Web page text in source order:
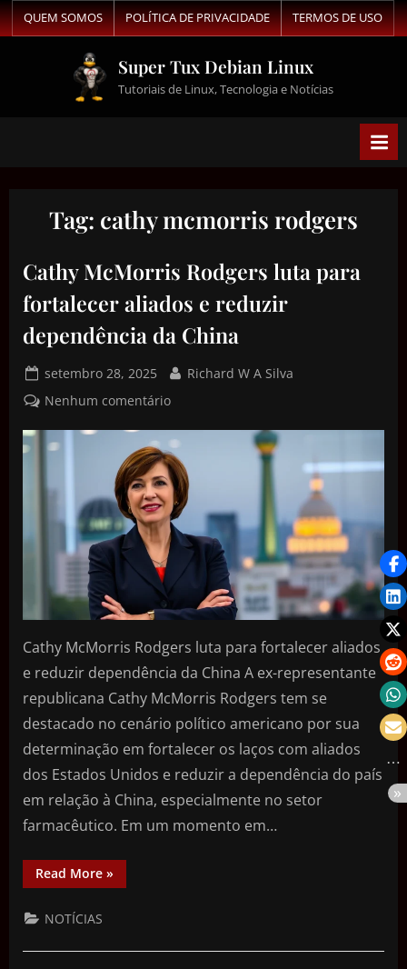
QUEM SOMOS POLÍTICA DE PRIVACIDADE TERMOS DE USO
Super Tux Debian Linux
Tutoriais de Linux, Tecnologia e Notícias
Tag: cathy mcmorris rodgers
Cathy McMorris Rodgers luta para
fortalecer aliados e reduzir
dependência da China
setembro 28, 2025
Richard W A Silva
Nenhum comentário
Cathy McMorris Rodgers luta para fortalecer aliados
e reduzir dependência da China A ex-representante
republicana Cathy McMorris Rodgers tem se
destacado no cenário político americano por sua
determinação em fortalecer os laços com aliados
dos Estados Unidos e reduzir a dependência do país
em relação à China, especialmente no setor
farmacêutico. Em um momento em…
Read More »
NOTÍCIAS